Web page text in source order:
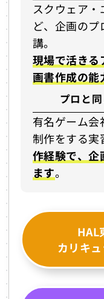
スクウェア
ど、企画の
講。
現場で活きる
画書作成の能
プロと
有名ゲーム
制作をする実
作経験で、企
ます。
HAL
カリキ